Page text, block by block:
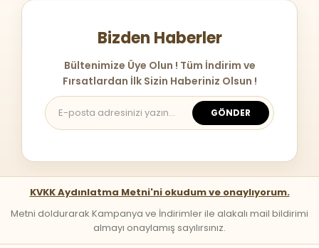
Bizden Haberler
Bültenimize Üye Olun ! Tüm İndirim ve
Fırsatlardan İlk Sizin Haberiniz Olsun !
GÖNDER
KVKK Aydınlatma Metni'ni okudum ve onaylıyorum.
Metni doldurarak Kampanya ve İndirimler ile alakalı mail bildirimi
almayı onaylamış sayılırsınız.